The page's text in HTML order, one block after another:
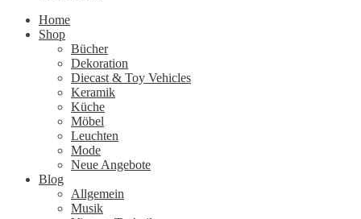
Home
Shop
Bücher
Dekoration
Diecast & Toy Vehicles
Keramik
Küche
Möbel
Leuchten
Mode
Neue Angebote
Blog
Allgemein
Musik